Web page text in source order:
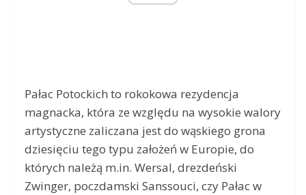
Pałac Potockich to rokokowa rezydencja
magnacka, która ze względu na wysokie walory
artystyczne zaliczana jest do wąskiego grona
dziesięciu tego typu założeń w Europie, do
których należą m.in. Wersal, drezdeński
Zwinger, poczdamski Sanssouci, czy Pałac w